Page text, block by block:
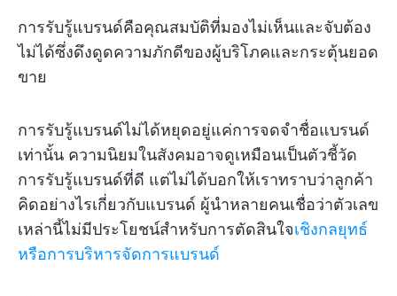
การรับรู้แบรนด์คือคุณสมบัติที่มองไม่เห็นและจับต้อง
ไม่ได้ซึ่งดึงดูดความภักดีของผู้บริโภคและกระตุ้นยอด
ขาย
การรับรู้แบรนด์ไม่ได้หยุดอยู่แค่การจดจำชื่อแบรนด์
เท่านั้น ความนิยมในสังคมอาจดูเหมือนเป็นตัวชี้วัด
การรับรู้แบรนด์ที่ดี แต่ไม่ได้บอกให้เราทราบว่าลูกค้า
คิดอย่างไรเกี่ยวกับแบรนด์ ผู้นำหลายคนเชื่อว่าตัวเลข
เหล่านี้ไม่มีประโยชน์สำหรับการตัดสินใจเชิงกลยุทธ์
หรือการบริหารจัดการแบรนด์